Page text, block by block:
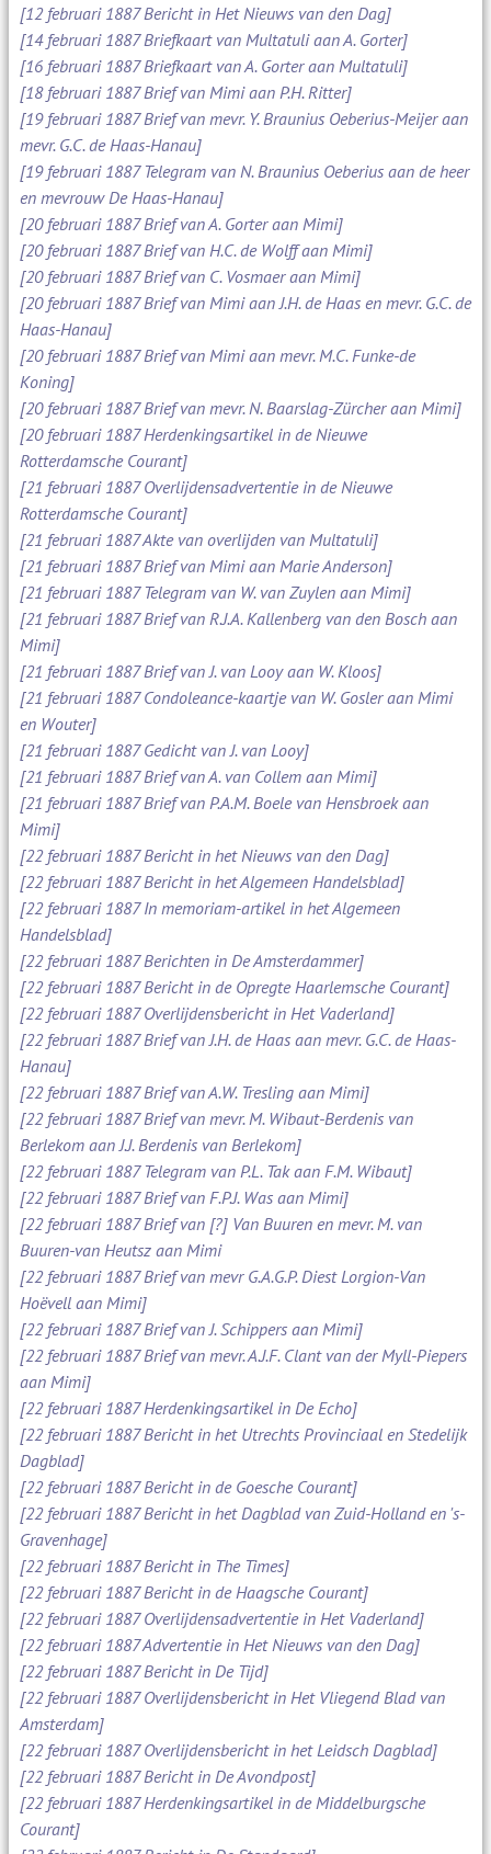
[12 februari 1887 Bericht in Het Nieuws van den Dag]
[14 februari 1887 Briefkaart van Multatuli aan A. Gorter]
[16 februari 1887 Briefkaart van A. Gorter aan Multatuli]
[18 februari 1887 Brief van Mimi aan P.H. Ritter]
[19 februari 1887 Brief van mevr. Y. Braunius Oeberius-Meijer aan
mevr. G.C. de Haas-Hanau]
[19 februari 1887 Telegram van N. Braunius Oeberius aan de heer
en mevrouw De Haas-Hanau]
[20 februari 1887 Brief van A. Gorter aan Mimi]
[20 februari 1887 Brief van H.C. de Wolff aan Mimi]
[20 februari 1887 Brief van C. Vosmaer aan Mimi]
[20 februari 1887 Brief van Mimi aan J.H. de Haas en mevr. G.C. de
Haas-Hanau]
[20 februari 1887 Brief van Mimi aan mevr. M.C. Funke-de
Koning]
[20 februari 1887 Brief van mevr. N. Baarslag-Zürcher aan Mimi]
[20 februari 1887 Herdenkingsartikel in de Nieuwe
Rotterdamsche Courant]
[21 februari 1887 Overlijdensadvertentie in de Nieuwe
Rotterdamsche Courant]
[21 februari 1887 Akte van overlijden van Multatuli]
[21 februari 1887 Brief van Mimi aan Marie Anderson]
[21 februari 1887 Telegram van W. van Zuylen aan Mimi]
[21 februari 1887 Brief van R.J.A. Kallenberg van den Bosch aan
Mimi]
[21 februari 1887 Brief van J. van Looy aan W. Kloos]
[21 februari 1887 Condoleance-kaartje van W. Gosler aan Mimi
en Wouter]
[21 februari 1887 Gedicht van J. van Looy]
[21 februari 1887 Brief van A. van Collem aan Mimi]
[21 februari 1887 Brief van P.A.M. Boele van Hensbroek aan
Mimi]
[22 februari 1887 Bericht in het Nieuws van den Dag]
[22 februari 1887 Bericht in het Algemeen Handelsblad]
[22 februari 1887 In memoriam-artikel in het Algemeen
Handelsblad]
[22 februari 1887 Berichten in De Amsterdammer]
[22 februari 1887 Bericht in de Opregte Haarlemsche Courant]
[22 februari 1887 Overlijdensbericht in Het Vaderland]
[22 februari 1887 Brief van J.H. de Haas aan mevr. G.C. de Haas-
Hanau]
[22 februari 1887 Brief van A.W. Tresling aan Mimi]
[22 februari 1887 Brief van mevr. M. Wibaut-Berdenis van
Berlekom aan J.J. Berdenis van Berlekom]
[22 februari 1887 Telegram van P.L. Tak aan F.M. Wibaut]
[22 februari 1887 Brief van F.P.J. Was aan Mimi]
[22 februari 1887 Brief van [?] Van Buuren en mevr. M. van
Buuren-van Heutsz aan Mimi
[22 februari 1887 Brief van mevr G.A.G.P. Diest Lorgion-Van
Hoëvell aan Mimi]
[22 februari 1887 Brief van J. Schippers aan Mimi]
[22 februari 1887 Brief van mevr. A.J.F. Clant van der Myll-Piepers
aan Mimi]
[22 februari 1887 Herdenkingsartikel in De Echo]
[22 februari 1887 Bericht in het Utrechts Provinciaal en Stedelijk
Dagblad]
[22 februari 1887 Bericht in de Goesche Courant]
[22 februari 1887 Bericht in het Dagblad van Zuid-Holland en 's-
Gravenhage]
[22 februari 1887 Bericht in The Times]
[22 februari 1887 Bericht in de Haagsche Courant]
[22 februari 1887 Overlijdensadvertentie in Het Vaderland]
[22 februari 1887 Advertentie in Het Nieuws van den Dag]
[22 februari 1887 Bericht in De Tijd]
[22 februari 1887 Overlijdensbericht in Het Vliegend Blad van
Amsterdam]
[22 februari 1887 Overlijdensbericht in het Leidsch Dagblad]
[22 februari 1887 Bericht in De Avondpost]
[22 februari 1887 Herdenkingsartikel in de Middelburgsche
Courant]